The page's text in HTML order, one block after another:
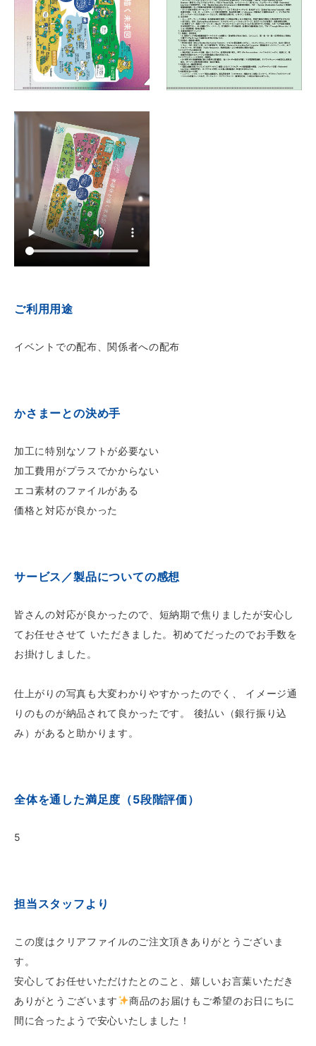
ご利用用途
イベントでの配布、関係者への配布
かさまーとの決め手
加工に特別なソフトが必要ない
加工費用がプラスでかからない
エコ素材のファイルがある
価格と対応が良かった
サービス／製品についての感想
皆さんの対応が良かったので、短納期で焦りましたが安心し
てお任せさせて いただきました。初めてだったのでお手数を
お掛けしました。
仕上がりの写真も大変わかりやすかったのでく、 イメージ通
りのものが納品されて良かったです。 後払い（銀行振り込
み）があると助かります。
全体を通した満足度（5段階評価）
5
担当スタッフより
この度はクリアファイルのご注文頂きありがとうございま
す。
安心してお任せいただけたとのこと、嬉しいお言葉いただき
ありがとうございます
商品のお届けもご希望のお日にちに
間に合ったようで安心いたしました！